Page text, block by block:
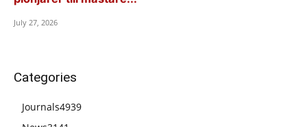
July 27, 2026
Categories
Journals4939